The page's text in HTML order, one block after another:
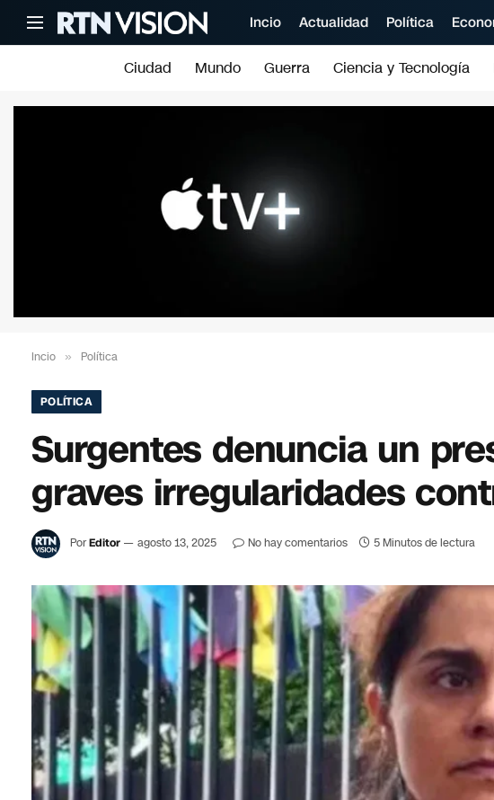
Incio Actualidad Política
Ciudad Mundo Guerra Ciencia y Tecnología
Incio » Política
POLÍTICA
Surgentes denuncia un
graves irregularidades
PorEditor agosto 13, 2025 No hay comentarios 5 Minutos de lectura